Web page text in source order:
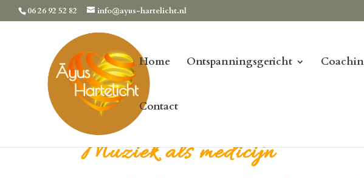
06 26 92 52 82 info@ayus-hartelicht.nl
Home Ontspanningsgericht
Contact
Muziek als medicijn